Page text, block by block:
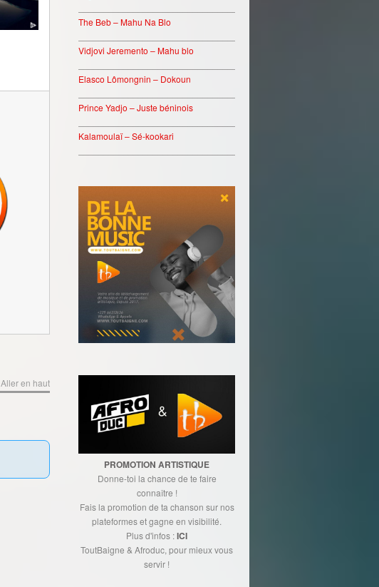
Aller en haut
The Beb – Mahu Na Blo
Vidjovi Jeremento – Mahu blo
Elasco Lômongnin – Dokoun
Prince Yadjo – Juste béninois
Kalamoulaï – Sé-kookari
PROMOTION ARTISTIQUE
Donne-toi la chance de te faire
connaître !
Fais la promotion de ta chanson sur nos
plateformes et gagne en visibilité.
Plus d'infos :ICI
ToutBaigne & Afroduc, pour mieux vous
servir !